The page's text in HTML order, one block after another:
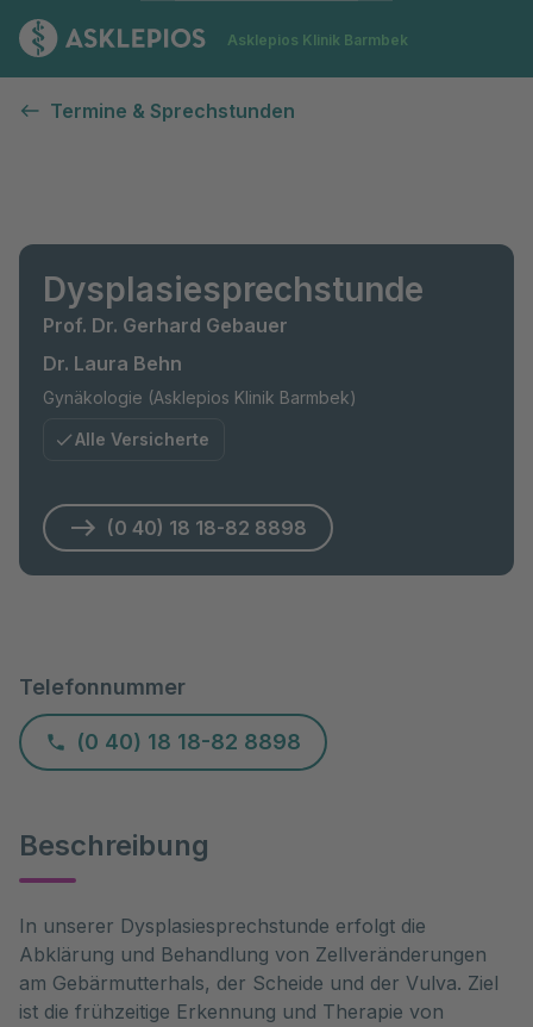
Zur Startseite
Asklepios Klinik Barmbek
Termine & Sprechstunden
Dysplasiesprechstunde
Prof. Dr. Gerhard Gebauer
Dr. Laura Behn
Gynäkologie (Asklepios Klinik Barmbek)
Alle Versicherte
(0 40) 18 18-82 8898
Telefonnummer
(0 40) 18 18-82 8898
Beschreibung
In unserer Dysplasiesprechstunde erfolgt die
Abklärung und Behandlung von Zellveränderungen
am Gebärmutterhals, der Scheide und der Vulva. Ziel
ist die frühzeitige Erkennung und Therapie von